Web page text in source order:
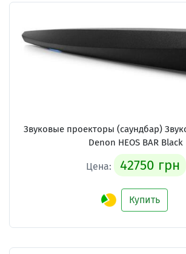
Звуковые проекторы (саундбар)
Denon HEOS BAR Black
Цена: 42750 грн
Купить